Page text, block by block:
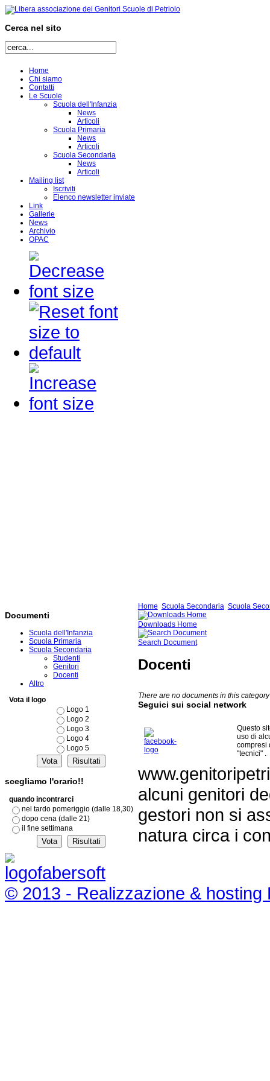
Cerca nel sito
Home
Chi siamo
Contatti
Le Scuole
Scuola dell'Infanzia
News
Articoli
Scuola Primaria
News
Articoli
Scuola Secondaria
News
Articoli
Mailing list
Iscriviti
Elenco newsletter inviate
Link
Gallerie
News
Archivio
OPAC
Documenti
Scuola dell'Infanzia
Scuola Primaria
Scuola Secondaria
Studenti
Genitori
Docenti
Altro
Vota il logo
Logo 1
Logo 2
Logo 3
Logo 4
Logo 5
scegliamo l'orario!!
quando incontrarci
nel tardo pomeriggio (dalle 18,30)
dopo cena (dalle 21)
il fine settimana
Home Scuola Secondaria Scuola
Downloads Home
Search Document
Docenti
There are no documents in this category
Seguici sui social network
Questo
uso di
compresi
"tecnici" .
alcuni genitori
gestori non si
natura circa i
© 2013 - Realizzazione & hosting